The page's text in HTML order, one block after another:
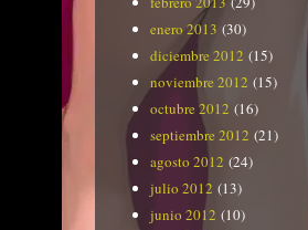
enero 2013 (30)
diciembre 2012 (15)
noviembre 2012 (15)
octubre 2012 (16)
septiembre 2012 (21)
agosto 2012 (24)
julio 2012 (13)
junio 2012 (10)